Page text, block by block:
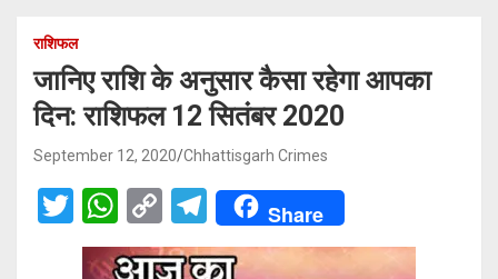
राशिफल
जानिए राशि के अनुसार कैसा रहेगा आपका
दिन: राशिफल 12 सितंबर 2020
September 12, 2020 Chhattisgarh Crimes
T
wi
W
h
C
o
T
el
Share